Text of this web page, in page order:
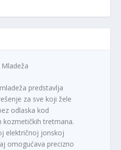
predstavlja
za sve koji žele
odlaska kod
kozmetičkih tretmana.
električnoj jonskoj
omogućava precizno